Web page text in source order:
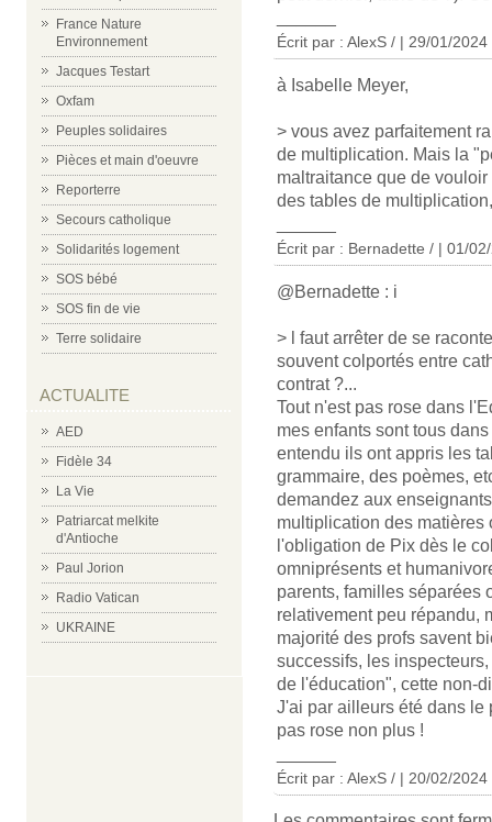
France Nature
Environnement
Jacques Testart
Oxfam
Peuples solidaires
Pièces et main d'oeuvre
Reporterre
Secours catholique
Solidarités logement
SOS bébé
SOS fin de vie
Terre solidaire
ACTUALITE
AED
Fidèle 34
La Vie
Patriarcat melkite
d'Antioche
Paul Jorion
Radio Vatican
UKRAINE
Écrit par : AlexS / | 29/01/2024
à Isabelle Meyer,
> vous avez parfaitement
de multiplication. Mais la
maltraitance que de
des tables de
Écrit par : Bernadette / | 01/
@Bernadette : i
> l faut arrêter de se
souvent colportés entre
contrat ?...
Tout n'est pas rose dans
mes enfants sont tous
entendu ils ont appris les
grammaire, des poèmes,
demandez aux
multiplication des
l'obligation de Pix dès le
omniprésents et
parents, familles séparées
relativement peu répandu,
majorité des profs savent
successifs, les
de l'éducation", cette non-
J'ai par ailleurs été dans le
pas rose non plus !
Écrit par : AlexS / | 20/02/2024